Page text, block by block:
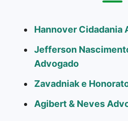
Hannover Cidadania
Jefferson
Advogado
Zavadniak e
Agibert & Neves